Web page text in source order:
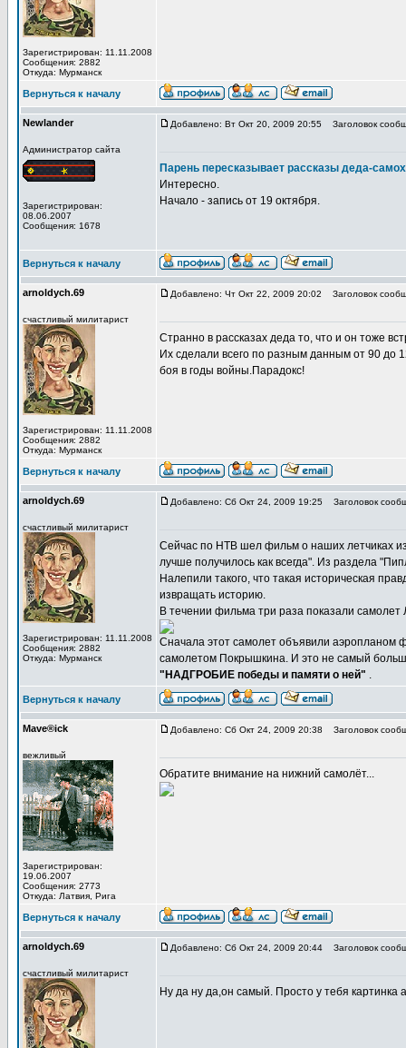
Зарегистрирован: 11.11.2008
Сообщения: 2882
Откуда: Мурманск
Вернуться к началу
Newlander
Администратор сайта
Зарегистрирован:
08.06.2007
Сообщения: 1678
Добавлено: Вт Окт 20, 2009 20:55 Заголовок
Парень пересказывает рассказы деда-
Интересно.
Начало - запись от 19 октября.
Вернуться к началу
arnoldych.69
счастливый милитарист
Зарегистрирован: 11.11.2008
Сообщения: 2882
Откуда: Мурманск
Добавлено: Чт Окт 22, 2009 20:02 Заголовок
Странно в рассказах деда то, что и он тоже
Их сделали всего по разным данным от 90 до
боя в годы войны.Парадокс!
Вернуться к началу
arnoldych.69
счастливый милитарист
Зарегистрирован: 11.11.2008
Сообщения: 2882
Откуда: Мурманск
Добавлено: Сб Окт 24, 2009 19:25 Заголовок
Сейчас по НТВ шел фильм о наших летчиках
лучше получилось как всегда". Из раздела
Налепили такого, что такая историческая
извращать историю.
В течении фильма три раза показали
Сначала этот самолет объявили аэропланом
самолетом Покрышкина. И это не самый
"НАДГРОБИЕ победы и памяти о ней" .
Вернуться к началу
Mave®ick
вежливый
Зарегистрирован:
19.06.2007
Сообщения: 2773
Откуда: Латвия, Рига
Добавлено: Сб Окт 24, 2009 20:38 Заголовок
Обратите внимание на нижний самолёт...
Вернуться к началу
arnoldych.69
счастливый милитарист
Добавлено: Сб Окт 24, 2009 20:44 Заголовок
Ну да ну да,он самый. Просто у тебя